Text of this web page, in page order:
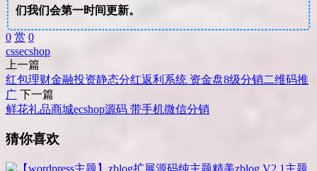
们我们会第一时间更新。
0 赏 0
cssecshop
上一篇
红包理财金融投资静态分红返利系统 资金盘8级分销二维码推
广 下一篇
鲜花礼品商城ecshop源码 带手机微信分销
猜你喜欢